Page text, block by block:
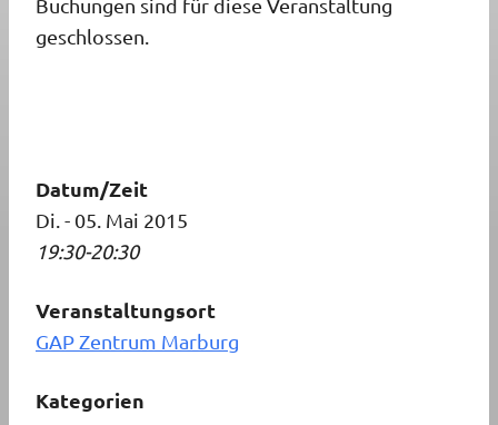
Buchungen sind für diese Veranstaltung
geschlossen.
Datum/Zeit
Di. - 05. Mai 2015
19:30-20:30
Veranstaltungsort
GAP Zentrum Marburg
Kategorien